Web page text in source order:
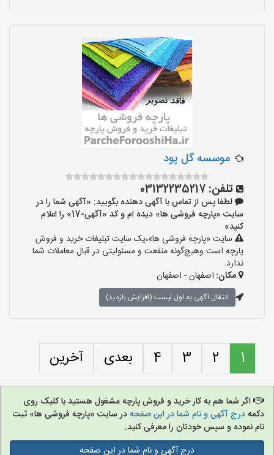
موسسه گل پود
تلفن: 03132235217
لطفا پس از تماس با آگهی دهنده بگویید: «آگهی شما را در
سایت «پارچه فروشی ها» دیده ام و کد «آگهی-17» را اعلام
کنید»
سایت «پارچه فروشی ها»،یک سایت تبلیغات خرید و فروش
پارچه است وهیچ‌گونه منفعت و مسئولیتی در قبال معاملات شما
ندارد.
مکان: اصفهان - اصفهان
انتقال آگهی به اول لیست (افزایش بازدید)
1
2
3
4 بعدی آخرین
اگر شما هم به کار خرید و فروش پارچه مشغول هستید با کلیک روی
دکمهدرج آگهی و نام شما در این صفحهدر سایت «پارچه فروشی ها» ثبت
نام نموده و سپس خودتان را معرفی کنید.
درج آگهی و نام شما در این صفحه